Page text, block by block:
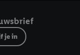
je in
en Lidl-diensten,
waarover Criteo S.A.